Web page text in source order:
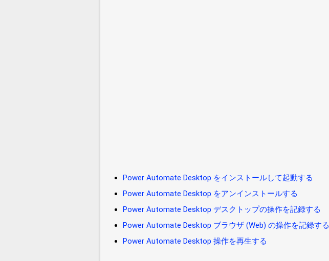
Power Automate Desktop をインストールして起動する
Power Automate Desktop をアンインストールする
Power Automate Desktop デスクトップの操作を記録する
Power Automate Desktop ブラウザ (Web) の操作を記録する
Power Automate Desktop 操作を再生する